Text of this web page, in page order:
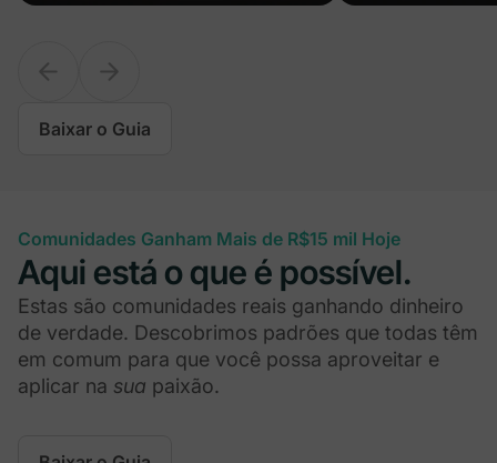
Baixar o Guia
Comunidades Ganham Mais de R$15 mil Hoje
Aqui está o que é possível.
Estas são comunidades reais ganhando dinheiro
de verdade. Descobrimos padrões que todas têm
em comum para que você possa aproveitar e
aplicar na sua paixão.